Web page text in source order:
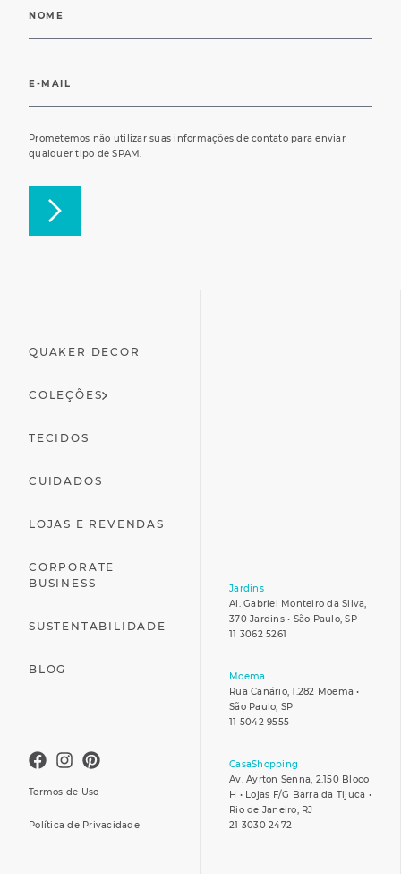
Prometemos não utilizar suas informações de contato para enviar
qualquer tipo de SPAM.
QUAKER DECOR
COLEÇÕES
TECIDOS
CUIDADOS
LOJAS E REVENDAS
CORPORATE
BUSINESS
SUSTENTABILIDADE
BLOG
Termos de Uso
Política de Privacidade
Jardins
Al. Gabriel Monteiro da Silva,
370 Jardins • São Paulo, SP
11 3062 5261
Moema
Rua Canário, 1.282 Moema •
São Paulo, SP
11 5042 9555
CasaShopping
Av. Ayrton Senna, 2.150 Bloco
H • Lojas F/G Barra da Tijuca •
Rio de Janeiro, RJ
21 3030 2472